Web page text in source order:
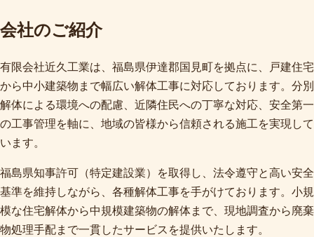
会社のご紹介
有限会社近久工業は、福島県伊達郡国見町を拠点に、戸建住宅
から中小建築物まで幅広い解体工事に対応しております。分別
解体による環境への配慮、近隣住民への丁寧な対応、安全第一
の工事管理を軸に、地域の皆様から信頼される施工を実現して
います。
福島県知事許可（特定建設業）を取得し、法令遵守と高い安全
基準を維持しながら、各種解体工事を手がけております。小規
模な住宅解体から中規模建築物の解体まで、現地調査から廃棄
物処理手配まで一貫したサービスを提供いたします。